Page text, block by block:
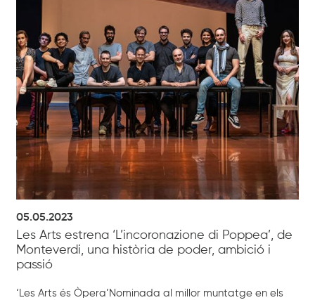
05.05.2023
Les Arts estrena ‘L’incoronazione di Poppea’, de
Monteverdi, una història de poder, ambició i
passió
‘Les Arts és Òpera’Nominada al millor muntatge en els